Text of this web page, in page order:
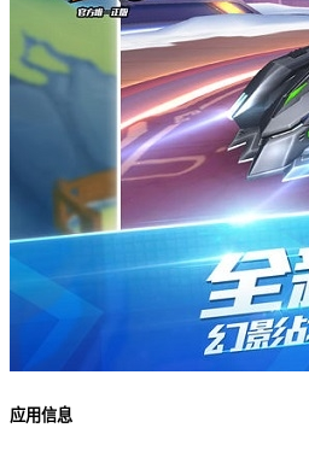
应用信息